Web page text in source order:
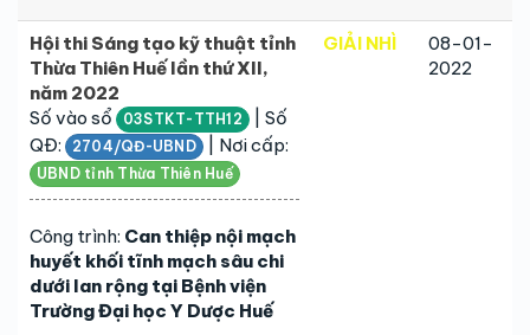
Hội thi Sáng tạo kỹ thuật tỉnh
Thừa Thiên Huế lần thứ XII,
năm 2022
Số vào sổ
03STKT-TTH12 | Số
QĐ:
2704/QĐ-UBND | Nơi cấp:
UBND tỉnh Thừa Thiên Huế
Công trình: Can thiệp nội mạch
huyết khối tĩnh mạch sâu chi
dưới lan rộng tại Bệnh viện
Trường Đại học Y Dược Huế
GIẢI NHÌ
08-01-
2022